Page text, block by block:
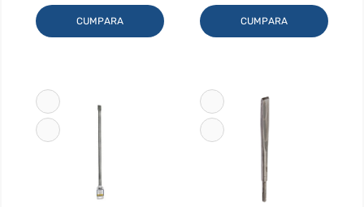
CUMPARA CUMPARA